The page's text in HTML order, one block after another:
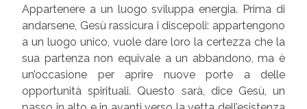
Appartenere a un luogo sviluppa energia. Prima di
andarsene, Gesù rassicura i discepoli: appartengono
a un luogo unico, vuole dare loro la certezza che la
sua partenza non equivale a un abbandono, ma è
un’occasione per aprire nuove porte a delle
opportunità spirituali. Questo sarà, dice Gesù, un